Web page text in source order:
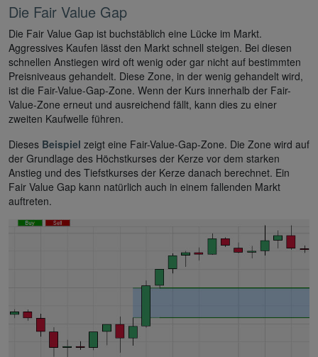
Die Fair Value Gap
Die Fair Value Gap ist buchstäblich eine Lücke im Markt.
Aggressives Kaufen lässt den Markt schnell steigen. Bei diesen
schnellen Anstiegen wird oft wenig oder gar nicht auf bestimmten
Preisniveaus gehandelt. Diese Zone, in der wenig gehandelt wird,
ist die Fair-Value-Gap-Zone. Wenn der Kurs innerhalb der Fair-
Value-Zone erneut und ausreichend fällt, kann dies zu einer
zweiten Kaufwelle führen.
Dieses Beispiel zeigt eine Fair-Value-Gap-Zone. Die Zone wird auf
der Grundlage des Höchstkurses der Kerze vor dem starken
Anstieg und des Tiefstkurses der Kerze danach berechnet. Ein
Fair Value Gap kann natürlich auch in einem fallenden Markt
auftreten.